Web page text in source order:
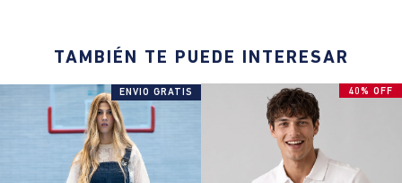
TAMBIÉN TE PUEDE INTERESAR
ENVIO GRATIS 40% OFF